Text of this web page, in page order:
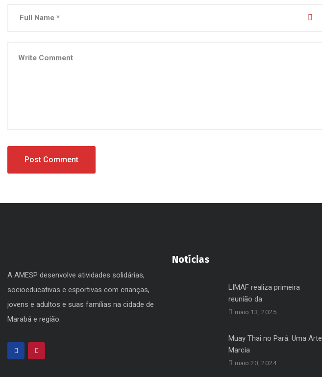
A AMESP desenvolve atividades solidárias,
socioeducativas e esportivas com crianças,
jovens e adultos e suas famílias na cidade de
Marabá e região.
Notícias
LIMAF realiza primeira
reunião da
maio 13, 2025
Muay Thai no Pará: Uma Arte
Marcia
maio 20, 2024